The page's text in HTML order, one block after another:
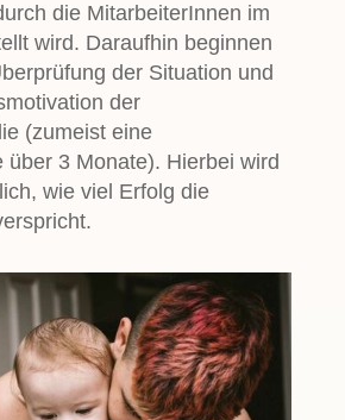
die MitarbeiterInnen im
wird. Daraufhin beginnen
der Situation und
der
(zumeist eine
über 3 Monate). Hierbei wird
wie viel Erfolg die